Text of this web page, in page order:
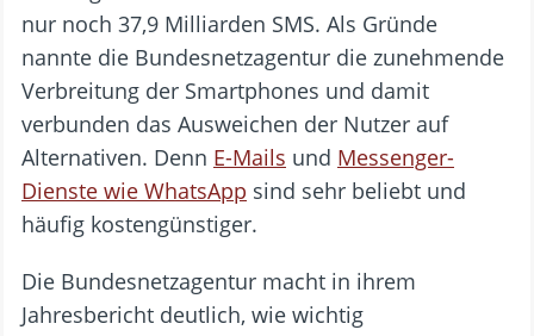
nur noch 37,9 Milliarden SMS. Als Gründe
nannte die Bundesnetzagentur die zunehmende
Verbreitung der Smartphones und damit
verbunden das Ausweichen der Nutzer auf
Alternativen. Denn E-Mails und Messenger-
Dienste wie WhatsApp sind sehr beliebt und
häufig kostengünstiger.
Die Bundesnetzagentur macht in ihrem
Jahresbericht deutlich, wie wichtig